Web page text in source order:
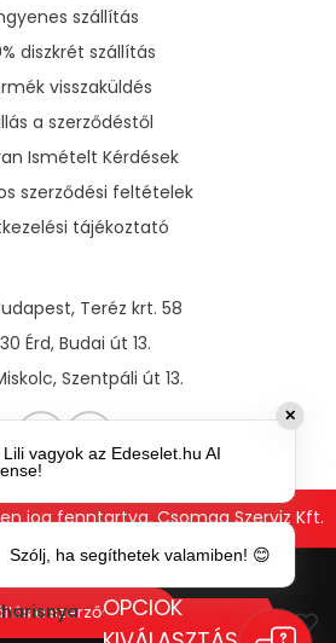
szállítás
diszkrét szállítás
visszaküldés
a szerződéstől
Ismételt Kérdések
szerződési feltételek
tájékoztató
Teréz krt. 58
Érd, Budai út 13.
Szentpáli út 13.
jog fenntartva. Csomag Szerviz Kft.
OPCIÓK
a szerződéstől
✕
vagyok az Edeselet.hu AI
Szólj, ha segíthetek valamiben! 😊